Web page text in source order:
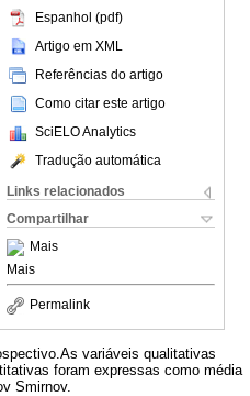
Espanhol (pdf)
Artigo em XML
Referências do artigo
Como citar este artigo
SciELO Analytics
Tradução automática
Links relacionados
Compartilhar
Mais
Mais
Permalink
variáveis ​​qualitativas
foram expressas como média
Smirnov.